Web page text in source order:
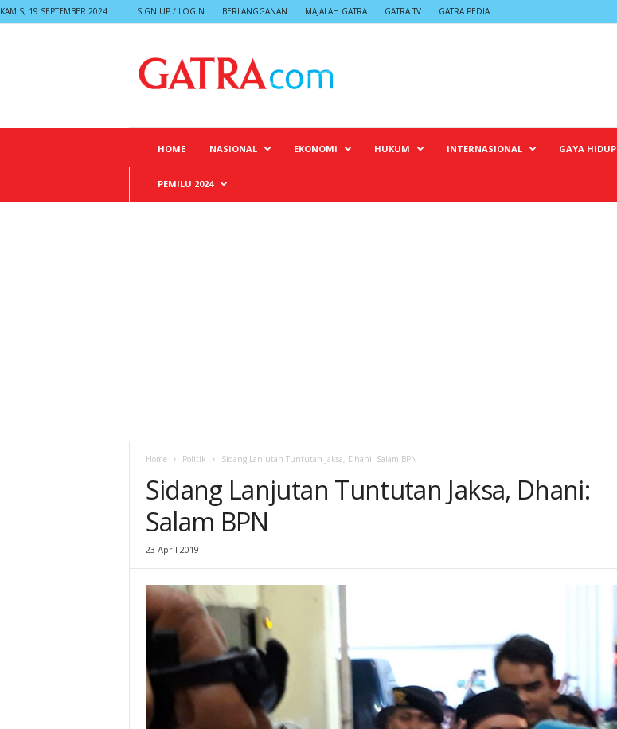
KAMIS, 19 SEPTEMBER 2024 SIGN UP / LOGIN BERLANGGANAN MAJALAH GATRA GATRA TV GATRA PEDIA
HOME NASIONAL EKONOMI HUKUM INTERNASIONAL GAYA HIDUP
PEMILU 2024
Home Politik Sidang Lanjutan Tuntutan Jaksa, Dhani: Salam BPN
Sidang Lanjutan Tuntutan Jaksa, Dhani:
Salam BPN
23 April 2019